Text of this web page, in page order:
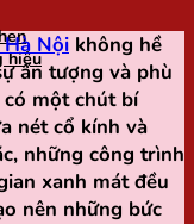
hiệu
Nội không hề
ấn tượng và phù
một chút bí
nét cổ kính và
những công trình
xanh mát đều
nên những bức